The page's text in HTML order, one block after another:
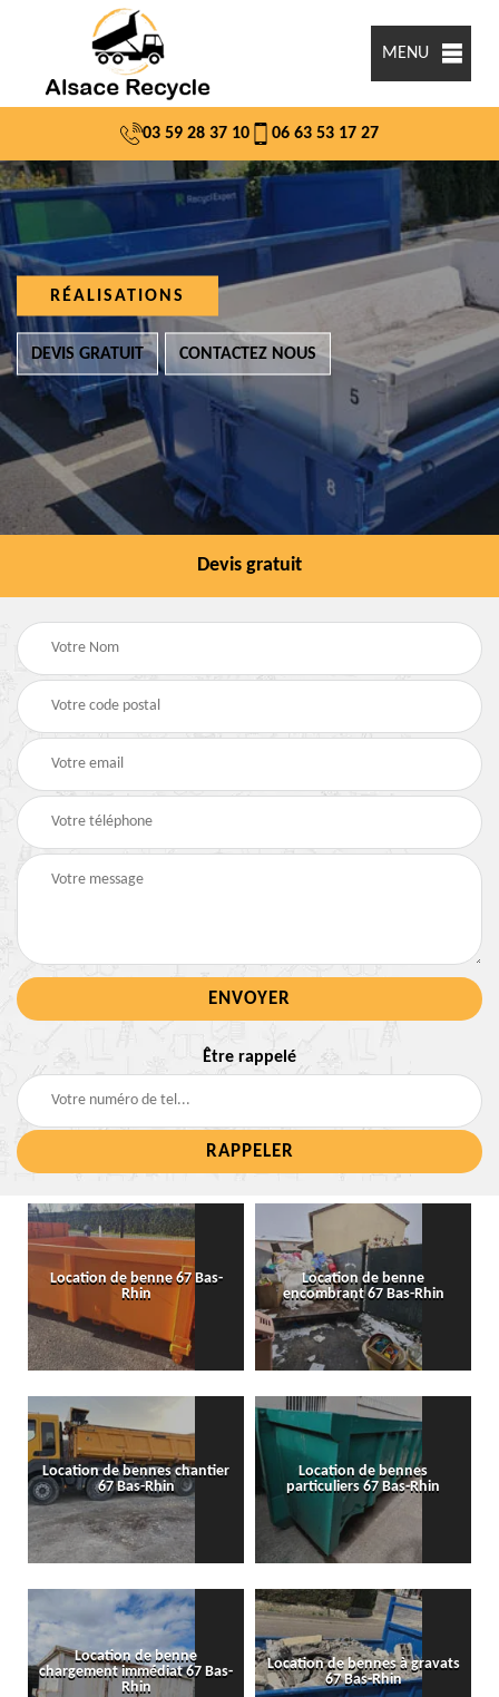
MENU
03 59 28 37 10 06 63 53 17 27
RÉALISATIONS
DEVIS GRATUIT CONTACTEZ NOUS
Devis gratuit
Être rappelé
Location de benne 67 Bas-
Rhin
Location de benne
encombrant 67 Bas-Rhin
Location de bennes chantier
67 Bas-Rhin
Location de bennes
particuliers 67 Bas-Rhin
Location de benne
chargement immédiat 67 Bas-
Rhin
Location de bennes à gravats
67 Bas-Rhin